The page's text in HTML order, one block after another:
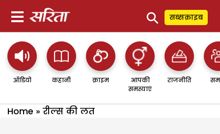
⚲ सब्सक्राइब
ऑडियो कहानी क्राइम
आपकी
समस्याएं
राजनीति
Home » रील्स की लत